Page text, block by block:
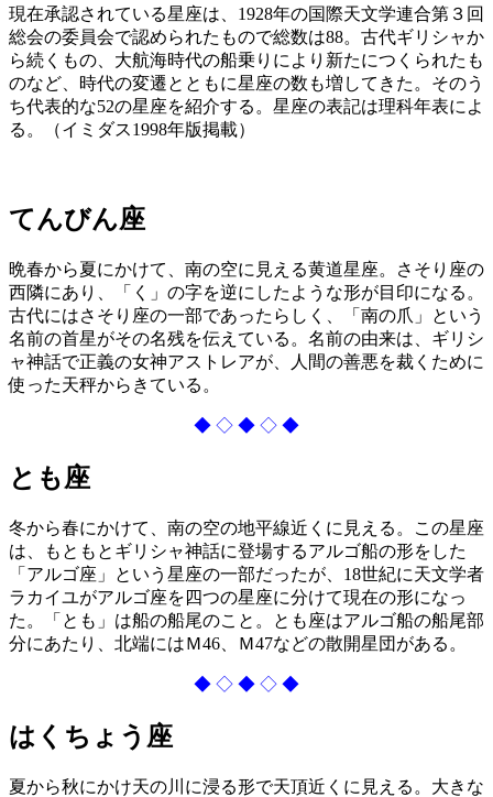
現在承認されている星座は、1928年の国際天文学連合第３回
総会の委員会で認められたもので総数は88。古代ギリシャか
ら続くもの、大航海時代の船乗りにより新たにつくられたも
のなど、時代の変遷とともに星座の数も増してきた。そのう
ち代表的な52の星座を紹介する。星座の表記は理科年表によ
る。（イミダス1998年版掲載）
てんびん座
晩春から夏にかけて、南の空に見える黄道星座。さそり座の
西隣にあり、「く」の字を逆にしたような形が目印になる。
古代にはさそり座の一部であったらしく、「南の爪」という
名前の首星がその名残を伝えている。名前の由来は、ギリシ
ャ神話で正義の女神アストレアが、人間の善悪を裁くために
使った天秤からきている。
◆ ◇ ◆ ◇ ◆
とも座
冬から春にかけて、南の空の地平線近くに見える。この星座
は、もともとギリシャ神話に登場するアルゴ船の形をした
「アルゴ座」という星座の一部だったが、18世紀に天文学者
ラカイユがアルゴ座を四つの星座に分けて現在の形になっ
た。「とも」は船の船尾のこと。とも座はアルゴ船の船尾部
分にあたり、北端にはＭ46、Ｍ47などの散開星団がある。
◆ ◇ ◆ ◇ ◆
はくちょう座
夏から秋にかけ天の川に浸る形で天頂近くに見える。大きな